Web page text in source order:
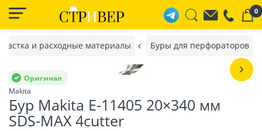
0
и расходные материалы Буры для перфораторов
Оригинал
Makita
Бур Makita E-11405 20×340 мм
SDS-MAX 4cutter